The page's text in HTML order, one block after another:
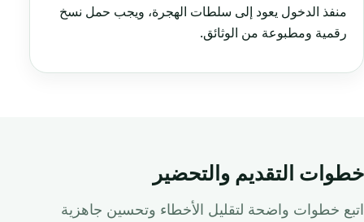
منفذ الدخول يعود إلى سلطات الهجرة، ويجب حمل نسخ
رقمية ومطبوعة من الوثائق.
خطوات التقديم والتحضير
اتبع خطوات واضحة لتقليل الأخطاء وتحسين جاهزية